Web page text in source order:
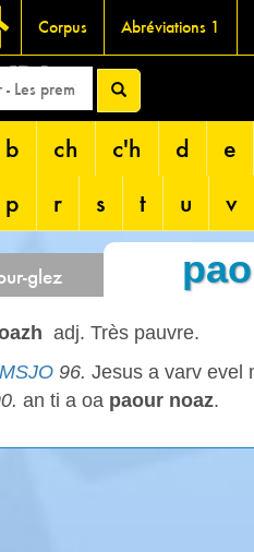
Corpus Abréviations 1
b ch c'h d
e
p r s t u v
glez
adj. Très pauvre.
MSJO 96. Jesus a varv evel
an ti a oa paour noaz.